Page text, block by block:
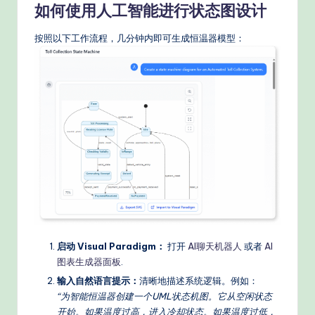
如何使用人工智能进行状态图设计
按照以下工作流程，几分钟内即可生成恒温器模型：
启动 Visual Paradigm： 打开 AI聊天机器人 或者 AI
图表生成器面板
输入自然语言提示： 清晰地描述系统逻辑。例如：
“为智能恒温器创建一个UML状态机图。它从空闲状态
开始。如果温度过高，进入冷却状态。如果温度过低，